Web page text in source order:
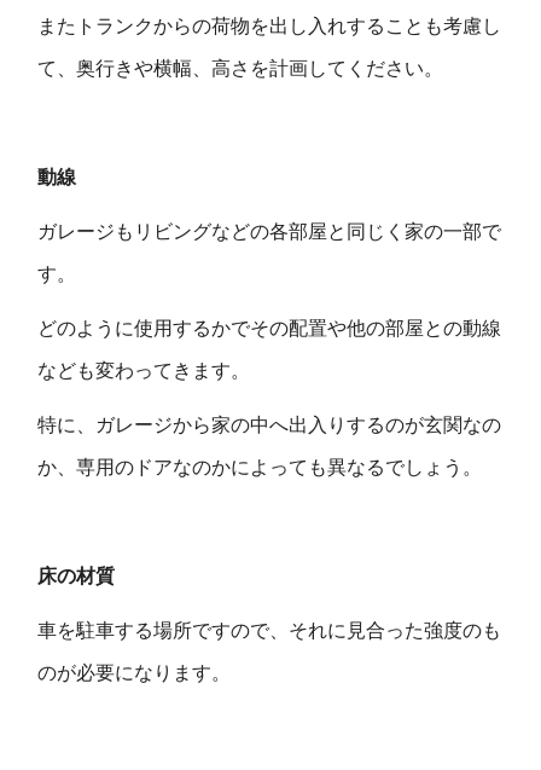
またトランクからの荷物を出し入れすることも考慮し
て、奥行きや横幅、高さを計画してください。
動線
ガレージもリビングなどの各部屋と同じく家の一部で
す。
どのように使用するかでその配置や他の部屋との動線
なども変わってきます。
特に、ガレージから家の中へ出入りするのが玄関なの
か、専用のドアなのかによっても異なるでしょう。
床の材質
車を駐車する場所ですので、それに見合った強度のも
のが必要になります。